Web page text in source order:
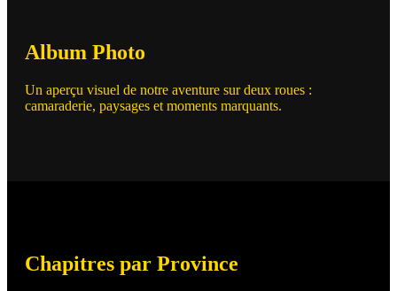
Album Photo
Un aperçu visuel de notre aventure sur deux roues :
camaraderie, paysages et moments marquants.
Chapitres par Province